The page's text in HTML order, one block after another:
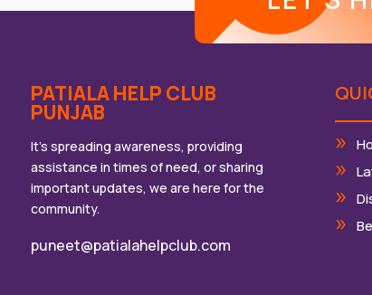
PATIALA HELP CLUB
PUNJAB
It’s spreading awareness, providing
assistance in times of need, or sharing
important updates, we are here for the
community.
puneet@patialahelpclub.com